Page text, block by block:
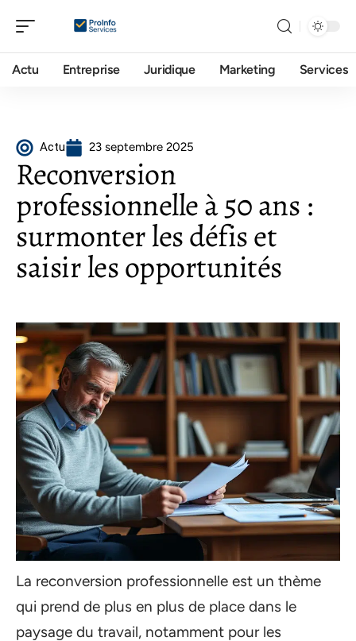
Actu Entreprise Juridique Marketing Services
Actu 23 septembre 2025
Reconversion
professionnelle à 50 ans :
surmonter les défis et
saisir les opportunités
La reconversion professionnelle est un thème
qui prend de plus en plus de place dans le
paysage du travail, notamment pour les